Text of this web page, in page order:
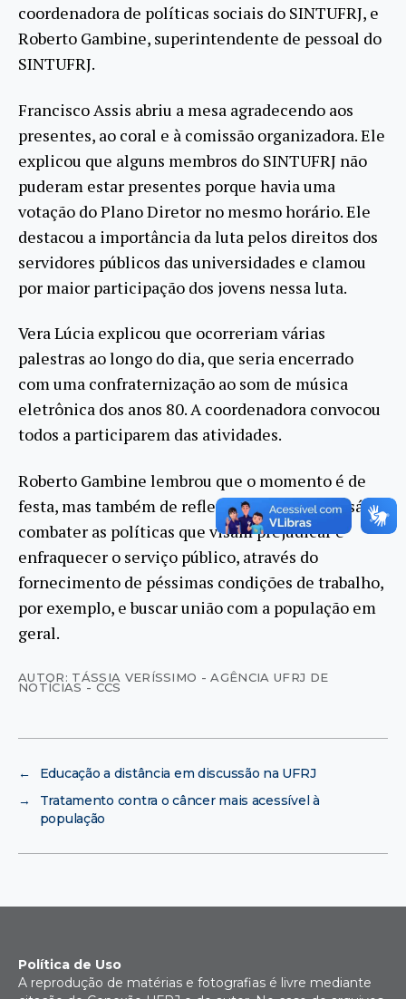
coordenadora de políticas sociais do SINTUFRJ, e
Roberto Gambine, superintendente de pessoal do
SINTUFRJ.
Francisco Assis abriu a mesa agradecendo aos
presentes, ao coral e à comissão organizadora. Ele
explicou que alguns membros do SINTUFRJ não
puderam estar presentes porque havia uma
votação do Plano Diretor no mesmo horário. Ele
destacou a importância da luta pelos direitos dos
servidores públicos das universidades e clamou
por maior participação dos jovens nessa luta.
Vera Lúcia explicou que ocorreriam várias
palestras ao longo do dia, que seria encerrado
com uma confraternização ao som de música
eletrônica dos anos 80. A coordenadora convocou
todos a participarem das atividades.
Roberto Gambine lembrou que o momento é de
festa, mas também de reflexão, e que é necessário
combater as políticas que visam prejudicar e
enfraquecer o serviço público, através do
fornecimento de péssimas condições de trabalho,
por exemplo, e buscar união com a população em
geral.
AUTOR: TÁSSIA VERÍSSIMO - AGÊNCIA UFRJ DE
NOTÍCIAS - CCS
←
Educação a distância em discussão na UFRJ
→
Tratamento contra o câncer mais acessível à
população
Política de Uso
A reprodução de matérias e fotografias é livre mediante